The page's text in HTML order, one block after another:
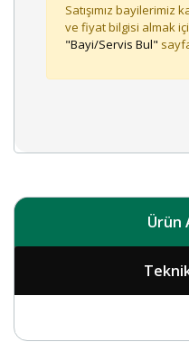
Satışımız bayilerimiz
ve fiyat bilgisi almak
"Bayi/Servis Bul"